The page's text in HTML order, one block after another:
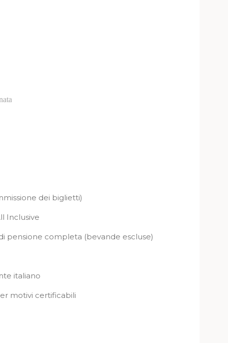
dei biglietti)
Inclusive
completa (bevande escluse)
italiano
motivi certificabili